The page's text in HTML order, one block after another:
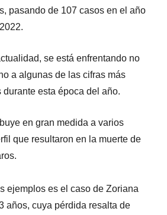
pasando de 107 casos en el año
se está enfrentando no
a algunas de las cifras más
esta época del año.
en gran medida a varios
que resultaron en la muerte de
ejemplos es el caso de Zoriana
años, cuya pérdida resalta de